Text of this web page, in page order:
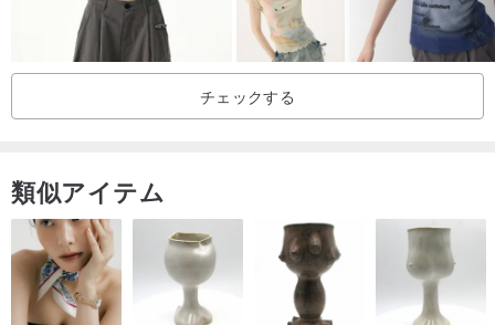
チェックする
類似アイテム